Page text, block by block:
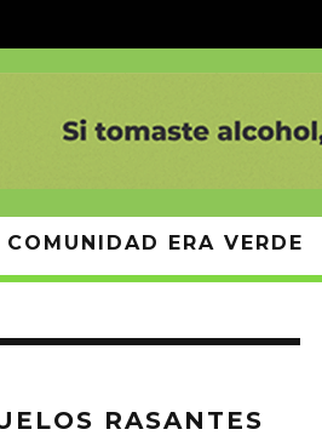
COMUNIDAD ERA VERDE
RASANTES